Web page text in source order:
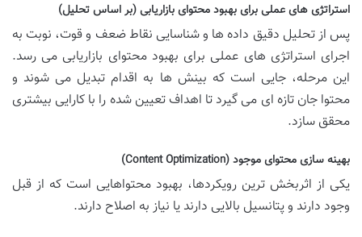
استراتژی های عملی برای بهبود محتوای بازاریابی (بر اساس تحلیل)
پس از تحلیل دقیق داده ها و شناسایی نقاط ضعف و قوت، نوبت به
اجرای استراتژی های عملی برای بهبود محتوای بازاریابی می رسد.
این مرحله، جایی است که بینش ها به اقدام تبدیل می شوند و
محتوا جان تازه ای می گیرد تا اهداف تعیین شده را با کارایی بیشتری
محقق سازد.
بهینه سازی محتوای موجود (Content Optimization)
یکی از اثربخش ترین رویکردها، بهبود محتواهایی است که از قبل
وجود دارند و پتانسیل بالایی دارند یا نیاز به اصلاح دارند.